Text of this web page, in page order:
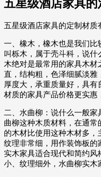
五星级酒店家具的
五星级酒店家具的定制材质
一、橡木，橡木也是我们
叫栎木，属于壳斗科，说
木绝对是最常用的家具木
直，结构粗，色泽细腻淡雅
厚度大，承重质量好，具
材质的家具产品价格更实惠
二、水曲柳：说什么一般
曲柳这种木质材料，在通
的木材比使用这种木材多，
纹理非常细，用作装饰板的
实木家具适合现代和简约
小、纹理细外，水曲柳实木